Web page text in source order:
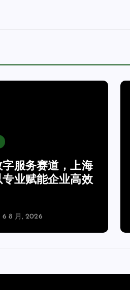
字服务赛道，上海
专业赋能企业高效
6 8 月, 2026